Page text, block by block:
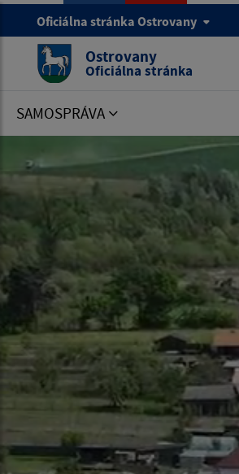
Oficiálna stránka Ostrovany
Ostrovany
Oficiálna stránka
SAMOSPRÁVA